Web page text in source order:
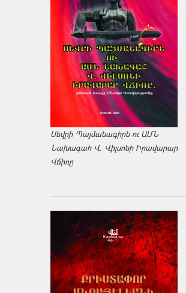
Սեվրի Պայմանագիրն ու ԱՄՆ
Նախագահ Վ. Վիլսոնի Իրավարար
Վճիռը